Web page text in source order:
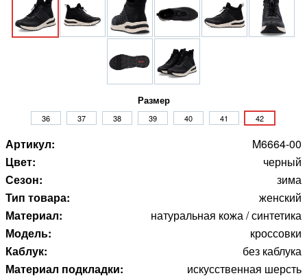
Размер
36 37 38 39 40 41 42
Артикул:
M6664-00
Цвет:
черный
Сезон:
зима
Тип товара:
женский
Материал:
натуральная кожа / синтетика
Модель:
кроссовки
Каблук:
без каблука
Материал подкладки:
искусственная шерсть